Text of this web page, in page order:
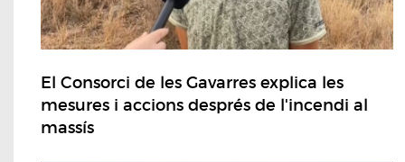
El Consorci de les Gavarres explica les
mesures i accions després de l'incendi al
massís